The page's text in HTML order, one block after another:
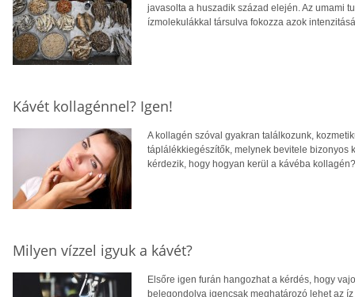
javasolta a huszadik század elején. Az umami
ízmolekulákkal társulva fokozza azok
Kávét kollagénnel? Igen!
A kollagén szóval gyakran találkozunk,
táplálékkiegészítők, melynek bevitele bizonyos
kérdezik, hogy hogyan kerül a kávéba kollagén?
Milyen vízzel igyuk a kávét?
Elsőre igen furán hangozhat a kérdés, hogy
belegondolva igencsak meghatározó lehet az